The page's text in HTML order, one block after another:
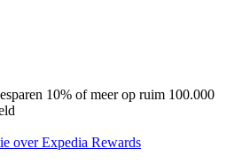
10% of meer op ruim 100.000
over Expedia Rewards